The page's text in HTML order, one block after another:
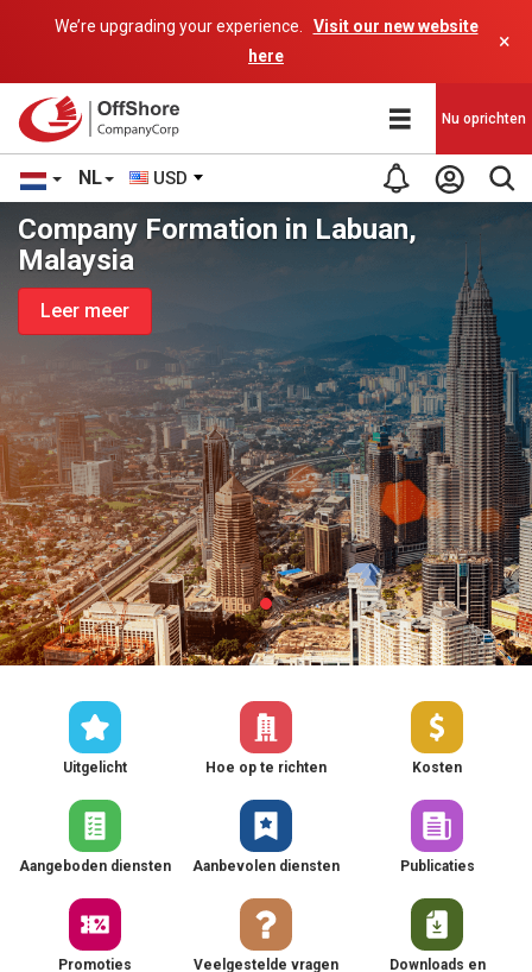
We’re upgrading your experience.
Visit our new website
here
×
NL USD
Nu oprichten
Company Formation in Labuan,
Malaysia
Leer meer
Uitgelicht Hoe op te richten Kosten
Aangeboden diensten Aanbevolen diensten Publicaties
Promoties Veelgestelde vragen
Downloads en